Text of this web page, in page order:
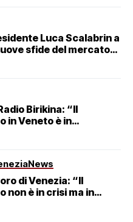
Luca Scalabrin a
sfide del mercato
Birikina: “Il
in Veneto è in
News
di Venezia: “Il
non è in crisi ma in
responsabilità